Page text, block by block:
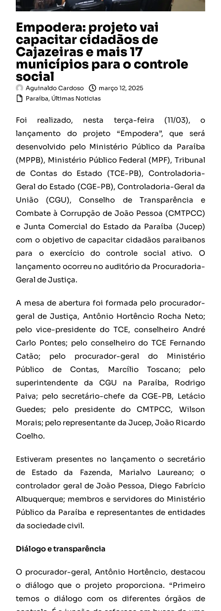
Empodera: projeto vai
capacitar cidadãos de
Cajazeiras e mais 17
municípios para o controle
social
Aguinaldo Cardoso
março 12, 2025
Paraíba, Últimas Noticias
Foi realizado, nesta terça-feira (11/03), o
lançamento do projeto “Empodera”, que será
desenvolvido pelo Ministério Público da Paraíba
(MPPB), Ministério Público Federal (MPF), Tribunal
de Contas do Estado (TCE-PB), Controladoria-
Geral do Estado (CGE-PB), Controladoria-Geral da
União (CGU), Conselho de Transparência e
Combate à Corrupção de João Pessoa (CMTPCC)
e Junta Comercial do Estado da Paraíba (Jucep)
com o objetivo de capacitar cidadãos paraibanos
para o exercício do controle social ativo. O
lançamento ocorreu no auditório da Procuradoria-
Geral de Justiça.
A mesa de abertura foi formada pelo procurador-
geral de Justiça, Antônio Hortêncio Rocha Neto;
pelo vice-presidente do TCE, conselheiro André
Carlo Pontes; pelo conselheiro do TCE Fernando
Catão; pelo procurador-geral do Ministério
Público de Contas, Marcílio Toscano; pelo
superintendente da CGU na Paraíba, Rodrigo
Paiva; pelo secretário-chefe da CGE-PB, Letácio
Guedes; pelo presidente do CMTPCC, Wilson
Morais; pelo representante da Jucep, João Ricardo
Coelho.
Estiveram presentes no lançamento o secretário
de Estado da Fazenda, Marialvo Laureano; o
controlador geral de João Pessoa, Diego Fabrício
Albuquerque; membros e servidores do Ministério
Público da Paraíba e representantes de entidades
da sociedade civil.
Diálogo e transparência
O procurador-geral, Antônio Hortêncio, destacou
o diálogo que o projeto proporciona. “Primeiro
temos o diálogo com os diferentes órgãos de